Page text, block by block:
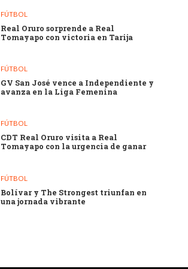
FÚTBOL
Real Oruro sorprende a Real
Tomayapo con victoria en Tarija
FÚTBOL
GV San José vence a Independiente y
avanza en la Liga Femenina
FÚTBOL
CDT Real Oruro visita a Real
Tomayapo con la urgencia de ganar
FÚTBOL
Bolívar y The Strongest triunfan en
una jornada vibrante